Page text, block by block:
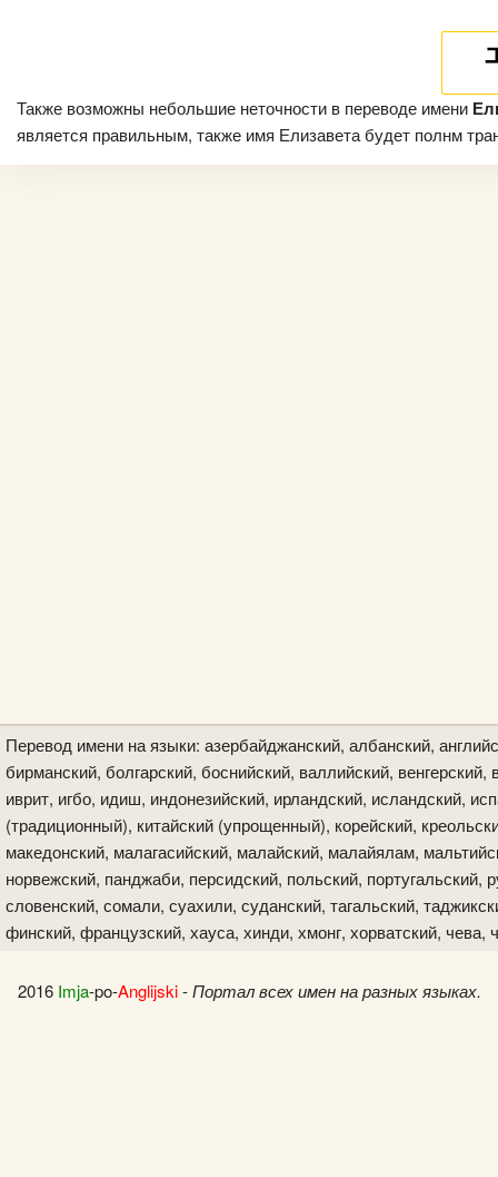
Также возможны небольшие неточности в переводе имени
является правильным, также имя Елизавета будет полнм
Перевод имени на языки: азербайджанский, албанский,
бирманский, болгарский, боснийский, валлийский, венгерский,
иврит, игбо, идиш, индонезийский, ирландский, исландский,
(традиционный), китайский (упрощенный), корейский,
македонский, малагасийский, малайский, малайялам,
норвежский, панджаби, персидский, польский, португальский,
словенский, сомали, суахили, суданский, тагальский,
финский, французский, хауса, хинди, хмонг, хорватский,
2016 Imja-po-Anglijski-Портал всех имен на разных языках.